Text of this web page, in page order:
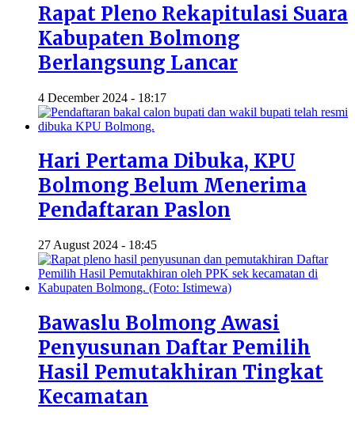
Rapat Pleno Rekapitulasi Suara
Kabupaten Bolmong
Berlangsung Lancar
4 December 2024 - 18:17
Hari Pertama Dibuka, KPU
Bolmong Belum Menerima
Pendaftaran Paslon
27 August 2024 - 18:45
Bawaslu Bolmong Awasi
Penyusunan Daftar Pemilih
Hasil Pemutakhiran Tingkat
Kecamatan